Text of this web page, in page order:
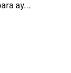
ay...